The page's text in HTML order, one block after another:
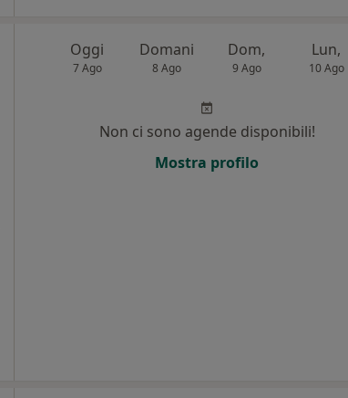
Oggi
7 Ago
Domani
8 Ago
Dom,
9 Ago
Lun,
10 Ago
Non ci sono agende disponibili!
Mostra profilo